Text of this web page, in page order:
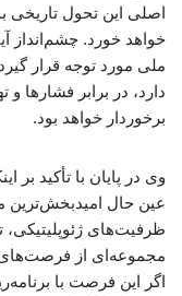
اصلی این تحول تاریخی
خواهد خورد. چشم‌انداز
ملی مورد توجه قرار
دارد، در برابر فشارها
برخوردار خواهد بود.
وی در پایان با تأکید بر
عین حال امیدبخش‌ترین
ظرفیت‌های ژئوپلیتیکی،
مجموعه‌ای از فرصت‌های
اگر این فرصت با